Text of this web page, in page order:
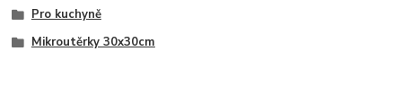
Pro kuchyně
Mikroutěrky 30x30cm